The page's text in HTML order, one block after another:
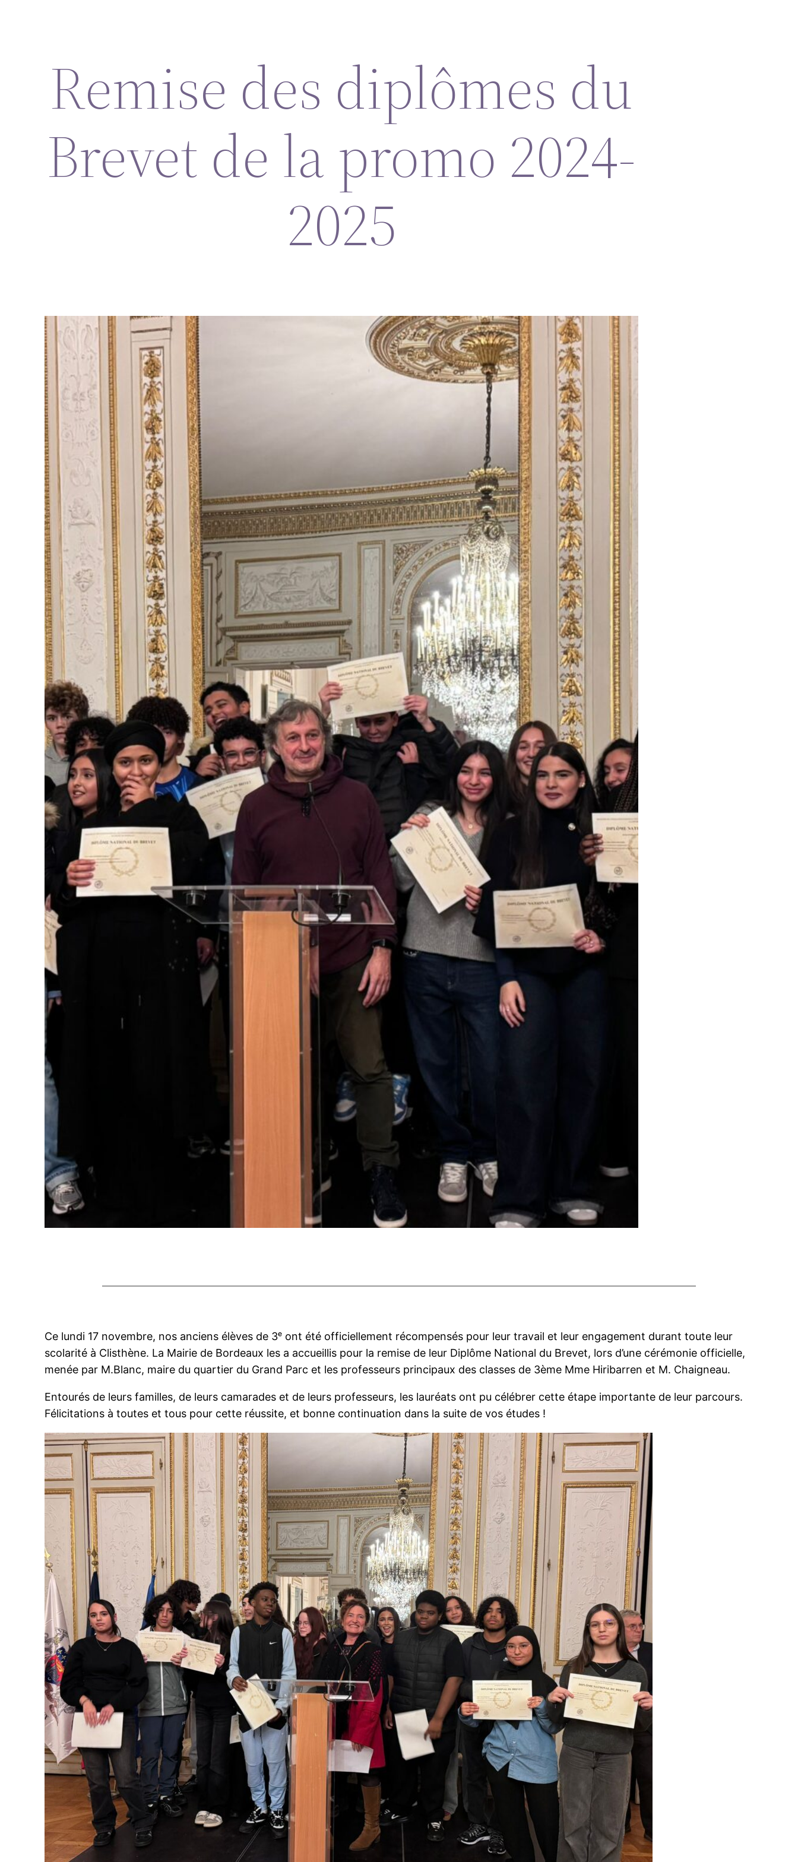
Remise des diplômes du
Brevet de la promo 2024-
2025
Ce lundi 17 novembre, nos anciens élèves de 3ᵉ ont été officiellement récompensés pour leur travail et leur engagement durant toute leur
scolarité à Clisthène. La Mairie de Bordeaux les a accueillis pour la remise de leur Diplôme National du Brevet, lors d’une cérémonie officielle,
menée par M.Blanc, maire du quartier du Grand Parc et les professeurs principaux des classes de 3ème Mme Hiribarren et M. Chaigneau.
Entourés de leurs familles, de leurs camarades et de leurs professeurs, les lauréats ont pu célébrer cette étape importante de leur parcours.
Félicitations à toutes et tous pour cette réussite, et bonne continuation dans la suite de vos études !